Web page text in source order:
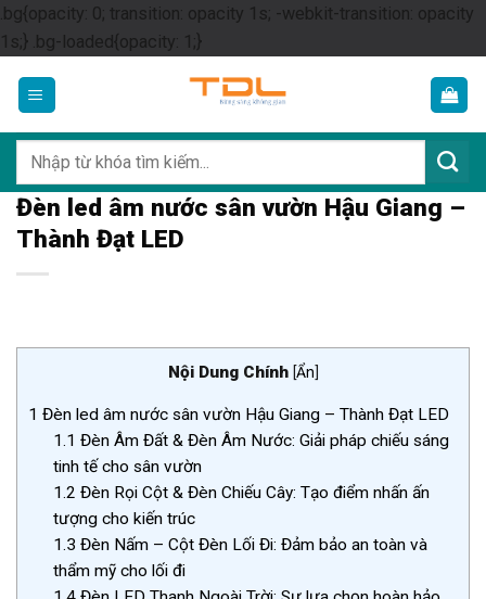
.bg{opacity: 0; transition: opacity 1s; -webkit-transition: opacity
1s;} .bg-loaded{opacity: 1;}Skip
content
kiếm:
Đèn led âm nước sân vườn Hậu Giang –
Thành Đạt LED
Nội Dung Chính [Ẩn]
1 Đèn led âm nước sân vườn Hậu Giang – Thành Đạt LED
1.1 Đèn Âm Đất & Đèn Âm Nước: Giải pháp chiếu sáng
tinh tế cho sân vườn
1.2 Đèn Rọi Cột & Đèn Chiếu Cây: Tạo điểm nhấn ấn
tượng cho kiến trúc
1.3 Đèn Nấm – Cột Đèn Lối Đi: Đảm bảo an toàn và
thẩm mỹ cho lối đi